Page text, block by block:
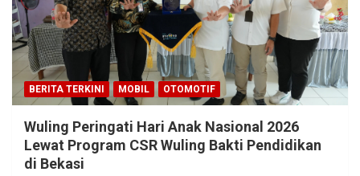
BERITA TERKINI MOBIL OTOMOTIF
Wuling Peringati Hari Anak Nasional 2026
Lewat Program CSR Wuling Bakti Pendidikan
di Bekasi